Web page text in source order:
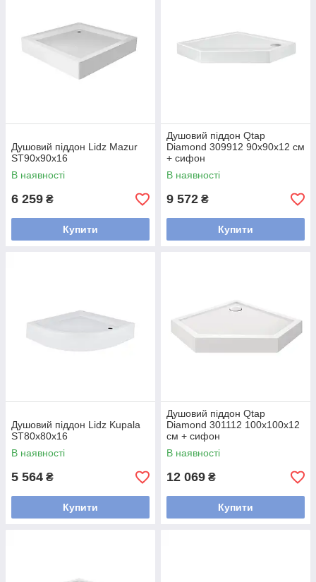
Душовий піддон Lidz Mazur
ST90x90x16
В наявності
6 259 ₴
Купити
Душовий піддон Qtap
Diamond 309912 90x90x12 см
+ сифон
В наявності
9 572 ₴
Купити
Душовий піддон Lidz Kupala
ST80x80x16
В наявності
5 564 ₴
Купити
Душовий піддон Qtap
Diamond 301112 100x100x12
см + сифон
В наявності
12 069 ₴
Купити